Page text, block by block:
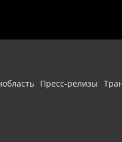
Пресс-релизы